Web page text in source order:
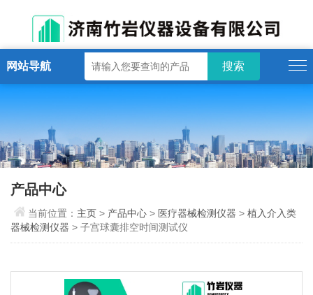
网站导航
产品中心
当前位置： 主页> 产品中心 > 医疗器械检测仪器 >植入介入类
器械检测仪器 > 子宫球囊排空时间测试仪